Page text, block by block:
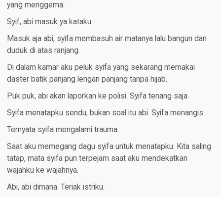
yang menggema.
Syif, abi masuk ya kataku.
Masuk aja abi, syifa membasuh air matanya lalu bangun dan
duduk di atas ranjang.
Di dalam kamar aku peluk syifa yang sekarang memakai
daster batik panjang lengan panjang tanpa hijab.
Puk puk, abi akan laporkan ke polisi. Syifa tenang saja.
Syifa menatapku sendu, bukan soal itu abi. Syifa menangis.
Ternyata syifa mengalami trauma.
Saat aku memegang dagu syifa untuk menatapku. Kita saling
tatap, mata syifa pun terpejam saat aku mendekatkan
wajahku ke wajahnya.
Abi, abi dimana. Teriak istriku.